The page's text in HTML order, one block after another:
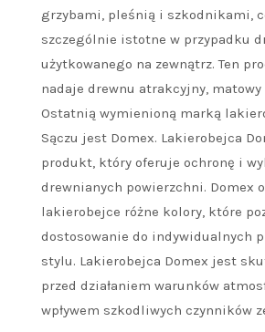
grzybami, pleśnią i szkodnikami,
szczególnie istotne w przypadku
użytkowanego na zewnątrz. Ten
nadaje drewnu atrakcyjny, matowy
Ostatnią wymienioną marką
Sączu jest Domex. Lakierobejca
produkt, który oferuje ochronę i
drewnianych powierzchni. Domex
lakierobejce różne kolory, które
dostosowanie do indywidualnych
stylu. Lakierobejca Domex jest
przed działaniem warunków
wpływem szkodliwych czynników